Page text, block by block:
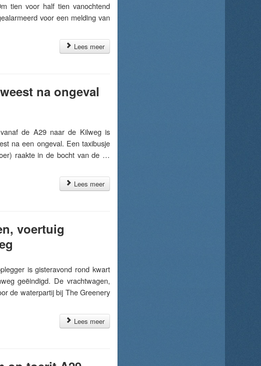
tien voor half tien vanochtend
voor een melding van
Lees meer
na ongeval
de A29 naar de Kilweg is
na een ongeval. Een taxibusje
raakte in de bocht van de …
Lees meer
voertuig
is gisteravond rond kwart
geëindigd. De vrachtwagen,
de waterpartij bij The Greenery
Lees meer